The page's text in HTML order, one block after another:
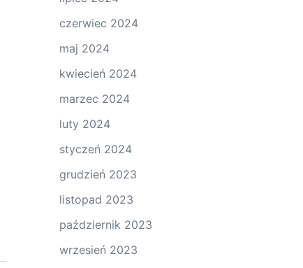
czerwiec 2024
maj 2024
kwiecień 2024
marzec 2024
luty 2024
styczeń 2024
grudzień 2023
listopad 2023
październik 2023
wrzesień 2023